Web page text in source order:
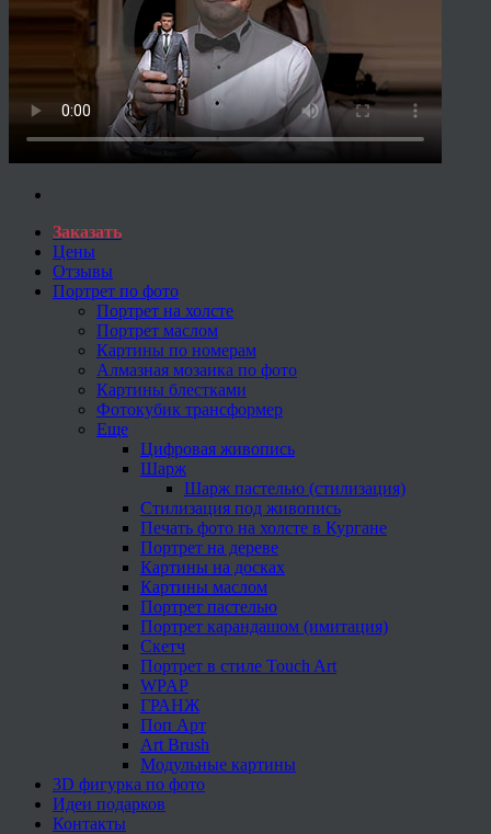
Заказать
Цены
Отзывы
Портрет по фото
Портрет на холсте
Портрет маслом
Картины по номерам
Алмазная мозаика по фото
Картины блестками
Фотокубик трансформер
Еще
Цифровая живопись
Шарж
Шарж пастелью (стилизация)
Стилизация под живопись
Печать фото на холсте в Кургане
Портрет на дереве
Картины на досках
Картины маслом
Портрет пастелью
Портрет карандашом (имитация)
Скетч
Портрет в стиле Touch Art
WPAP
ГРАНЖ
Поп Арт
Art Brush
Модульные картины
3D фигурка по фото
Идеи подарков
Контакты